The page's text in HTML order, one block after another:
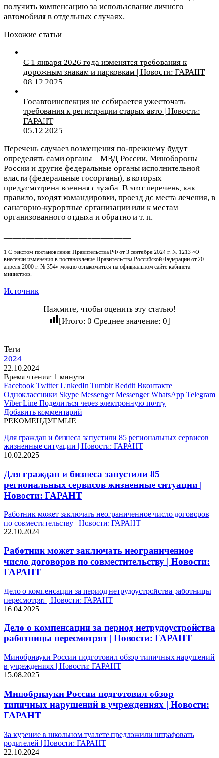
получить компенсацию за использование личного
автомобиля в отдельных случаях.
Похожие статьи
С 1 января 2026 года изменятся требования к
дорожным знакам и парковкам | Новости: ГАРАНТ
08.12.2025
Госавтоинспекция не собирается ужесточать
требования к регистрации старых авто | Новости:
ГАРАНТ
05.12.2025
Перечень случаев возмещения по-прежнему будут
определять сами органы – МВД России, Минобороны
России и другие федеральные органы исполнительной
власти (федеральные госорганы), в которых
предусмотрена военная служба. В этот перечень, как
правило, входят командировки, проезд до места лечения, в
санаторно-курортные организации или к местам
организованного отдыха и обратно и т. п.
1 С текстом постановления Правительства РФ от 3 сентября 2024 г. № 1213 «О
внесении изменения в постановление Правительства Российской Федерации от 20
апреля 2000 г. № 354» можно ознакомиться на официальном сайте кабинета
министров.
Источник
Нажмите, чтобы оценить эту статью!
[Итого: 0 Среднее значение: 0]
Теги
2024
22.10.2024
Время чтения: 1 минута
Facebook Twitter LinkedIn Tumblr Reddit Вконтакте
Одноклассники Skype Messenger Messenger WhatsApp Telegram
Viber Line Поделиться через электронную почту
Добавить комментарий
РЕКОМЕНДУЕМЫЕ
Для граждан и бизнеса запустили 85 региональных сервисов
жизненные ситуации | Новости: ГАРАНТ
10.02.2025
Для граждан и бизнеса запустили 85
региональных сервисов жизненные ситуации |
Новости: ГАРАНТ
Работник может заключать неограниченное число договоров
по совместительству | Новости: ГАРАНТ
22.10.2024
Работник может заключать неограниченное
число договоров по совместительству | Новости:
ГАРАНТ
Дело о компенсации за период нетрудоустройства работницы
пересмотрят | Новости: ГАРАНТ
16.04.2025
Дело о компенсации за период нетрудоустройства
работницы пересмотрят | Новости: ГАРАНТ
Минобрнауки России подготовил обзор типичных нарушений
в учреждениях | Новости: ГАРАНТ
15.08.2025
Минобрнауки России подготовил обзор
типичных нарушений в учреждениях | Новости:
ГАРАНТ
За курение в школьном туалете предложили штрафовать
родителей | Новости: ГАРАНТ
22.10.2024